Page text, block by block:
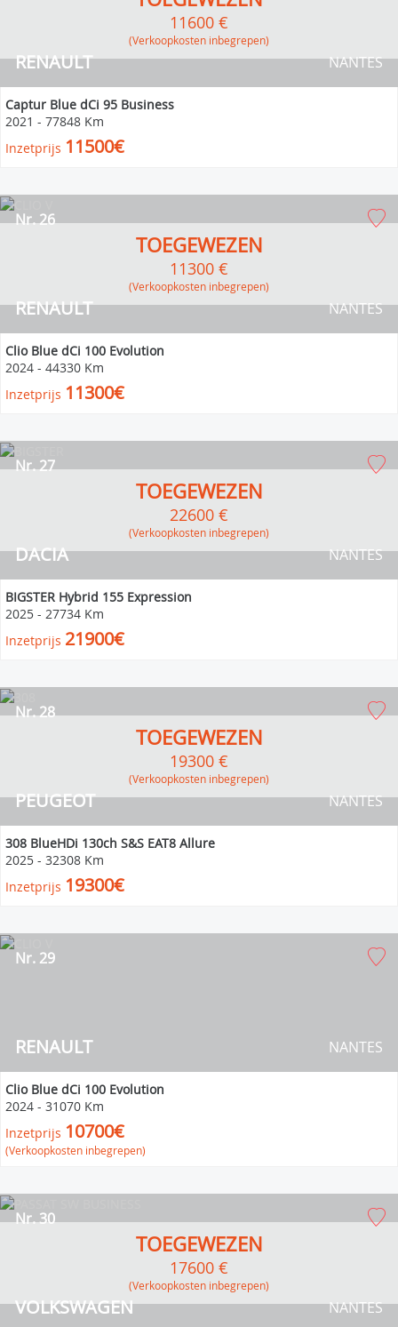
RENAULT NANTES
11600 €
(verkoopkosten inbegrepen)
Captur Blue dCi 95 Business
2021 - 77848 Km
Inzetprijs 11500€
RENAULT
Nr. 26
NANTES
TOEGEWEZEN
11300 €
(verkoopkosten inbegrepen)
Clio Blue dCi 100 Evolution
2024 - 44330 Km
Inzetprijs 11300€
DACIA
Nr. 27
NANTES
TOEGEWEZEN
22600 €
(verkoopkosten inbegrepen)
BIGSTER Hybrid 155 Expression
2025 - 27734 Km
Inzetprijs 21900€
PEUGEOT
Nr. 28
NANTES
TOEGEWEZEN
19300 €
(verkoopkosten inbegrepen)
308 BlueHDi 130ch S&S EAT8 Allure
2025 - 32308 Km
Inzetprijs 19300€
RENAULT
Nr. 29
NANTES
Clio Blue dCi 100 Evolution
2024 - 31070 Km
Inzetprijs 10700€
(Verkoopkosten inbegrepen)
VOLKSWAGEN
Nr. 30
NANTES
TOEGEWEZEN
17600 €
(verkoopkosten inbegrepen)